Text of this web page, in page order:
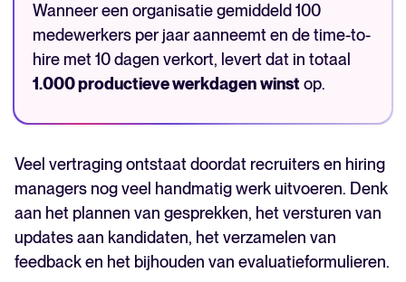
Wanneer een organisatie gemiddeld 100
medewerkers per jaar aanneemt en de time-to-
hire met 10 dagen verkort, levert dat in totaal
1.000 productieve werkdagenwinstop.
Veel vertraging ontstaat doordat recruiters en hiring
managers nog veel handmatig werk uitvoeren. Denk
aan het plannen van gesprekken, het versturen van
updates aan kandidaten, het verzamelen van
feedback en het bijhouden van evaluatieformulieren.